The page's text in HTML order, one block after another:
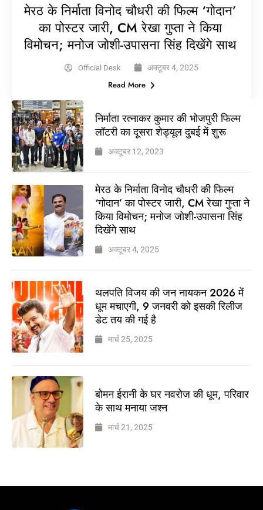
मेरठ के निर्माता विनोद चौधरी की फिल्म ‘गोदान’
का पोस्टर जारी, CM रेखा गुप्ता ने किया
विमोचन; मनोज जोशी-उपासना सिंह दिखेंगे साथ
Official Desk अक्टूबर 4, 2025
Read More
निर्माता रत्नाकर कुमार की भोजपुरी फिल्म
लॉटरी का दूसरा शेड्यूल दुबई में शुरू
अक्टूबर 12, 2023
मेरठ के निर्माता विनोद चौधरी की फिल्म
‘गोदान’ का पोस्टर जारी, CM रेखा गुप्ता ने
किया विमोचन; मनोज जोशी-उपासना सिंह
दिखेंगे साथ
अक्टूबर 4, 2025
थलपति विजय की जन नायकन 2026 में
धूम मचाएगी, 9 जनवरी को इसकी रिलीज
डेट तय की गई है
मार्च 25, 2025
बोमन ईरानी के घर नवरोज की धूम, परिवार
के साथ मनाया जश्न
मार्च 21, 2025